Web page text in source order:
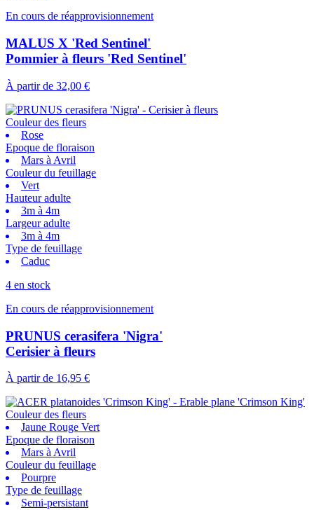
En cours de réapprovisionnement
MALUS X 'Red Sentinel'
Pommier à fleurs 'Red Sentinel'
À partir de 32,00 €
Couleur des fleurs
Rose
Epoque de floraison
Mars à Avril
Couleur du feuillage
Vert
Hauteur adulte
3m à 4m
Largeur adulte
3m à 4m
Type de feuillage
Caduc
4 en stock
En cours de réapprovisionnement
PRUNUS cerasifera 'Nigra'
Cerisier à fleurs
À partir de 16,95 €
Couleur des fleurs
Jaune Rouge Vert
Epoque de floraison
Mars à Avril
Couleur du feuillage
Pourpre
Type de feuillage
Semi-persistant